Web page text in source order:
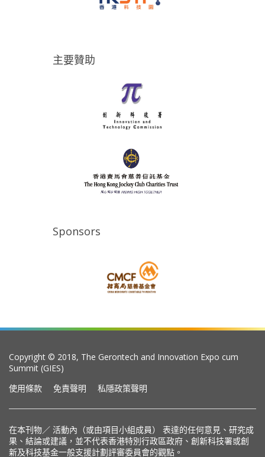
主要贊助
Sponsors
Copyright © 2018, The Gerontech and Innovation Expo cum
Summit (GIES)
使用條款
免責聲明 私隱政策聲明
在本刊物／ 活動內（或由項目小組成員） 表達的任何意見、研究成
果、結論或建議，並不代表香港特別行政區政府、創新科技署或創
新及科技基金一般支援計劃評審委員會的觀點。